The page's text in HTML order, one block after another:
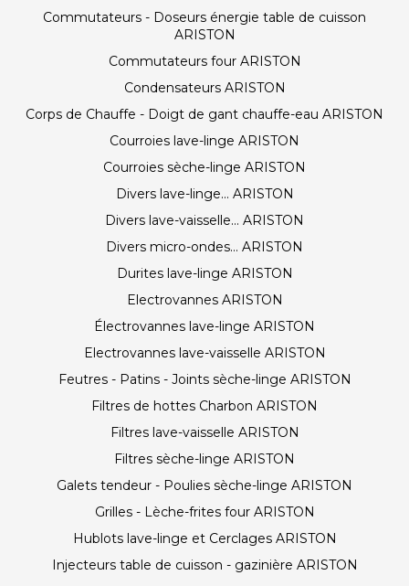
Commutateurs - Doseurs énergie table de cuisson
ARISTON
Commutateurs four ARISTON
Condensateurs ARISTON
Corps de Chauffe - Doigt de gant chauffe-eau ARISTON
Courroies lave-linge ARISTON
Courroies sèche-linge ARISTON
Divers lave-linge... ARISTON
Divers lave-vaisselle... ARISTON
Divers micro-ondes... ARISTON
Durites lave-linge ARISTON
Electrovannes ARISTON
Électrovannes lave-linge ARISTON
Electrovannes lave-vaisselle ARISTON
Feutres - Patins - Joints sèche-linge ARISTON
Filtres de hottes Charbon ARISTON
Filtres lave-vaisselle ARISTON
Filtres sèche-linge ARISTON
Galets tendeur - Poulies sèche-linge ARISTON
Grilles - Lèche-frites four ARISTON
Hublots lave-linge et Cerclages ARISTON
Injecteurs table de cuisson - gazinière ARISTON